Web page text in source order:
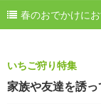
春のおでかけに
いちご狩り特集
家族や友達を誘